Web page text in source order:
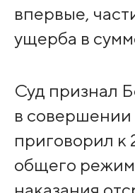
впервые,
ущерба в
Суд признал
в совершении
приговорил к
общего